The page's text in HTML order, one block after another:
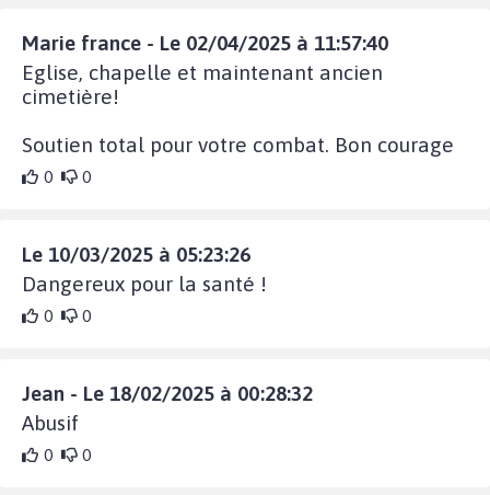
Marie france - Le 02/04/2025 à 11:57:40
Eglise, chapelle et maintenant ancien
cimetière!
Soutien total pour votre combat. Bon courage
0 0
Le 10/03/2025 à 05:23:26
Dangereux pour la santé !
0 0
Jean - Le 18/02/2025 à 00:28:32
Abusif
0 0